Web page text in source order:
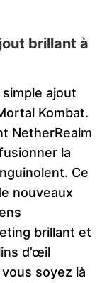
brillant à
simple ajout
Kombat.
NetherRealm
la
Ce
nouveaux
brillant et
d’œil
soyez là